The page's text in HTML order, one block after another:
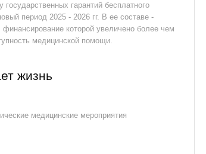
гарантий бесплатного
период 2025 - 2026 гг. В ее составе -
которой увеличено более чем
медицинской помощи.
жизнь
медицинские мероприятия